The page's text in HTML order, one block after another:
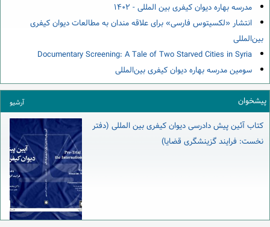
مدرسه بهاره دیوان کیفری بین المللی - ۱۴۰۲
انتشار «لکسیتوس فارسی» برای علاقه مندان به مطالعات دیوان کیفری
بین‌المللی
Documentary Screening: A Tale of Two Starved Cities in Syria
سومین مدرسه بهاره دیوان کیفری بین‌المللی
پیشخوان آرشیو
کتاب آئین پیش دادرسی دیوان کیفری بین المللی (دفتر
نخست: فرایند گزینشگری قضایا)